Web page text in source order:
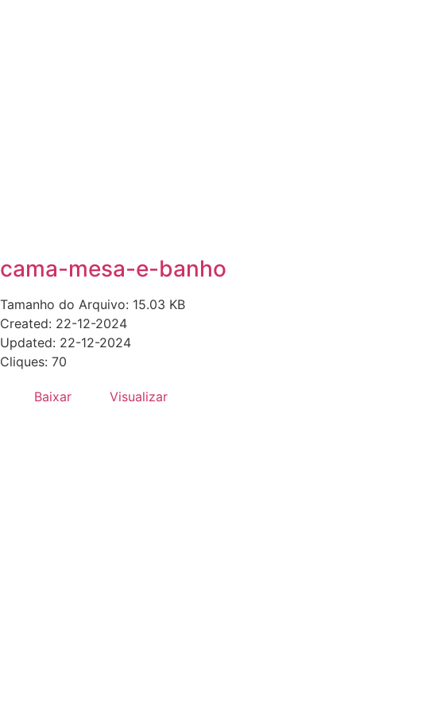
cama-mesa-e-banho
Tamanho do Arquivo: 15.03 KB
Created: 22-12-2024
Updated: 22-12-2024
Cliques: 70
Baixar Visualizar